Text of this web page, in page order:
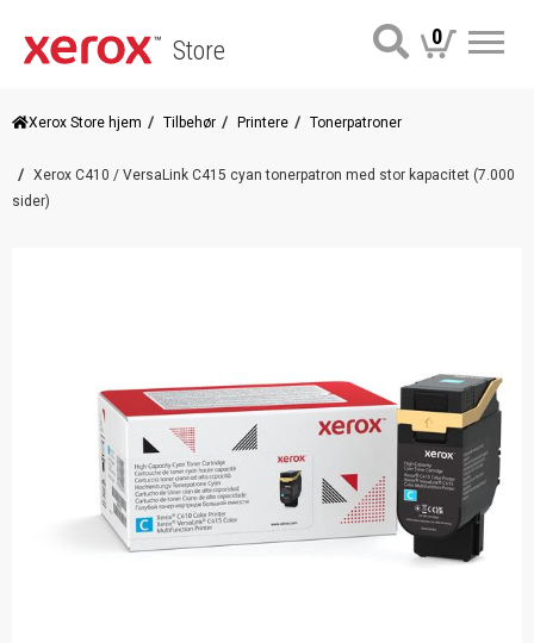
Store 0
Xerox Store hjem Tilbehør Printere Tonerpatroner
Xerox C410 / VersaLink C415 cyan tonerpatron med stor kapacitet (7.000
sider)